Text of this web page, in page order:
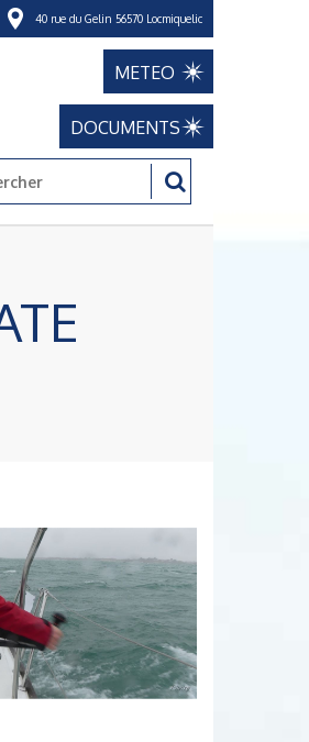
40 rue du Gelin 56570 Locmiquelic
METEO
DOCUMENTS